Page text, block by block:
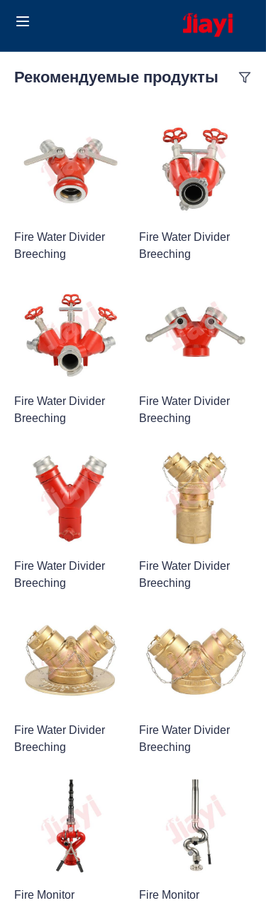
Рекомендуемые продукты
Fire Water Divider
Breeching
Fire Water Divider
Breeching
Fire Water Divider
Breeching
Fire Water Divider
Breeching
Fire Water Divider
Breeching
Fire Water Divider
Breeching
Fire Water Divider
Breeching
Fire Water Divider
Breeching
Fire Monitor Fire Monitor
Блог
Contact us